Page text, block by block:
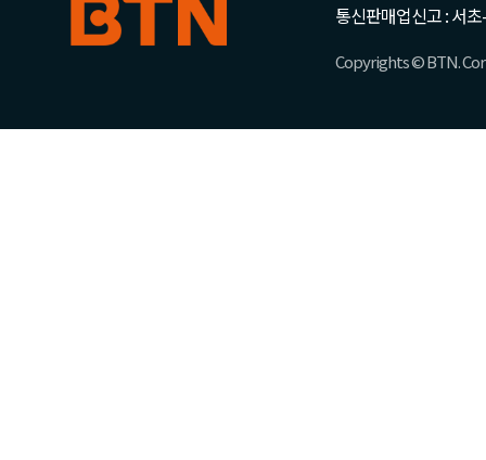
통신판매업신고 : 서
Copyrights © BTN.